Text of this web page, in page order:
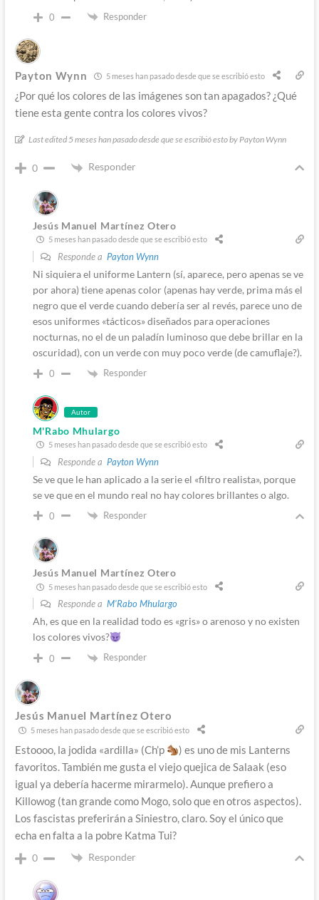
0 Responder
Payton Wynn 5 meses han pasado desde que se escribió esto
¿Por qué los colores de las imágenes son tan apagados? ¿Qué
tiene esta gente contra los colores vivos?
Last edited 5 meses han pasado desde que se escribió esto by Payton Wynn
0 Responder
Jesús Manuel Martínez Otero
5 meses han pasado desde que se escribió esto
Responde a Payton Wynn
Ni siquiera el uniforme Lantern (sí, aparece, pero apenas se ve
por ahora) tiene apenas color (apenas hay verde, prima más el
negro que el verde cuando debería ser al revés, parece uno de
esos uniformes «tácticos» diseñados para operaciones
nocturnas, no el de un paladín luminoso que debe brillar en la
oscuridad), con un verde con muy poco verde (de camuflaje?).
0 Responder
Autor
M'Rabo Mhulargo
5 meses han pasado desde que se escribió esto
Responde a Payton Wynn
Se ve que le han aplicado a la serie el «filtro realista», porque
se ve que en el mundo real no hay colores brillantes o algo.
0 Responder
Jesús Manuel Martínez Otero
5 meses han pasado desde que se escribió esto
Responde a M'Rabo Mhulargo
Ah, es que en la realidad todo es «gris» o arenoso y no existen
los colores vivos?
0 Responder
Jesús Manuel Martínez Otero
5 meses han pasado desde que se escribió esto
Estoooo, la jodida «ardilla» (Ch’p
) es uno de mis Lanterns
favoritos. También me gusta el viejo quejica de Salaak (eso
igual ya debería hacerme mirarmelo). Aunque prefiero a
Killowog (tan grande como Mogo, solo que en otros aspectos).
Los fascistas preferirán a Siniestro, claro. Soy el único que
echa en falta a la pobre Katma Tui?
0 Responder